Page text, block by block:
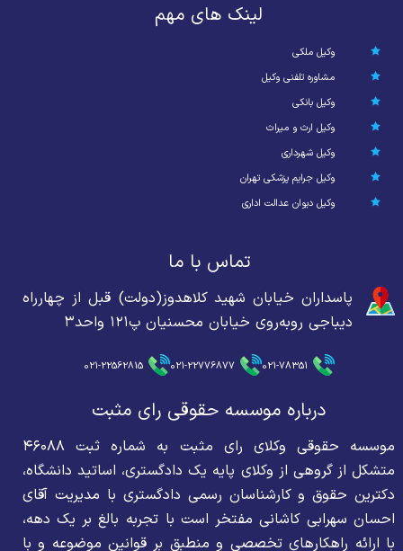
لینک های مهم
وکیل ملکی
مشاوره تلفنی وکیل
وکیل بانکی
وکیل ارث و میراث
وکیل شهرداری
وکیل جرایم پزشکی تهران
وکیل دیوان عدالت اداری
تماس با ما
پاسداران خیابان شهید کلاهدوز(دولت) قبل از چهارراه
دیباجی روبه‌روی خیابان محسنیان پ۱۲۱ واحد۳
021-78351
021-22776877
021-22562815
درباره موسسه حقوقی رای مثبت
موسسه حقوقی وکلای رای مثبت به شماره ثبت ۴۶۰۸۸
متشکل از گروهی از وکلای پایه یک دادگستری، اساتید دانشگاه،
دکترین حقوق و کارشناسان رسمی دادگستری با مدیریت آقای
احسان سهرابی کاشانی مفتخر است با تجربه بالغ بر یک دهه،
با ارائه راهکارهای تخصصی و منطبق بر قوانین موضوعه و با